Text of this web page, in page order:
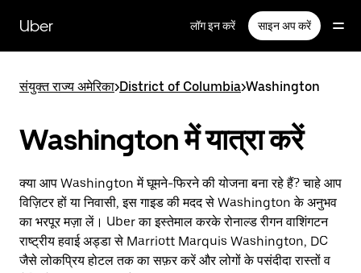
सामग्री
पर
Uber लॉग इन करें साइन अप करें
संयुक्त राज्य अमेरिका>District of Columbia>Washington
Washington में यात्रा करें
क्या आप Washington में घूमने-फिरने की योजना बना रहे हैं? चाहे आप
विज़िटर हों या निवासी, इस गाइड की मदद से Washington के अनुभव
का भरपूर मज़ा लें। Uber का इस्तेमाल करके रोनाल्ड रीगन वाशिंगटन
राष्ट्रीय हवाई अड्डा से Marriott Marquis Washington, DC
जैसे लोकप्रिय होटल तक का सफ़र करें और लोगों के पसंदीदा रास्तों व